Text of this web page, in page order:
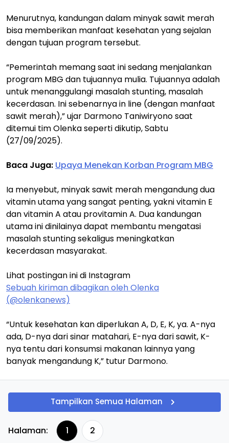
Menurutnya, kandungan dalam minyak sawit merah
bisa memberikan manfaat kesehatan yang sejalan
dengan tujuan program tersebut.
“Pemerintah memang saat ini sedang menjalankan
program MBG dan tujuannya mulia. Tujuannya adalah
untuk menanggulangi masalah stunting, masalah
kecerdasan. Ini sebenarnya in line (dengan manfaat
sawit merah),” ujar Darmono Taniwiryono saat
ditemui tim Olenka seperti dikutip, Sabtu
(27/09/2025).
Baca Juga: Upaya Menekan Korban Program MBG
Ia menyebut, minyak sawit merah mengandung dua
vitamin utama yang sangat penting, yakni vitamin E
dan vitamin A atau provitamin A. Dua kandungan
utama ini dinilainya dapat membantu mengatasi
masalah stunting sekaligus meningkatkan
kecerdasan masyarakat.
Lihat postingan ini di Instagram
Sebuah kiriman dibagikan oleh Olenka
(@olenkanews)
“Untuk kesehatan kan diperlukan A, D, E, K, ya. A-nya
ada, D-nya dari sinar matahari, E-nya dari sawit, K-
nya tentu dari konsumsi makanan lainnya yang
banyak mengandung K,” tutur Darmono.
Tampilkan Semua Halaman
Halaman: 1 2